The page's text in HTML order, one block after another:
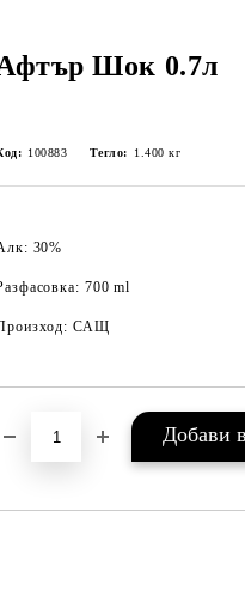
Шок 0.7л
100883 Тегло: 1.400 кг
30%
700 ml
САЩ